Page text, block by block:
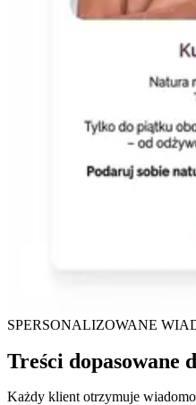
SPERSONALIZOWANE
Treści dopasowane
Każdy klient otrzymuje